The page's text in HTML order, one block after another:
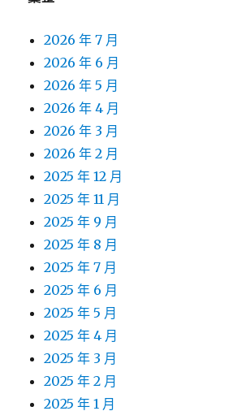
2026 年 7 月
2026 年 6 月
2026 年 5 月
2026 年 4 月
2026 年 3 月
2026 年 2 月
2025 年 12 月
2025 年 11 月
2025 年 9 月
2025 年 8 月
2025 年 7 月
2025 年 6 月
2025 年 5 月
2025 年 4 月
2025 年 3 月
2025 年 2 月
2025 年 1 月